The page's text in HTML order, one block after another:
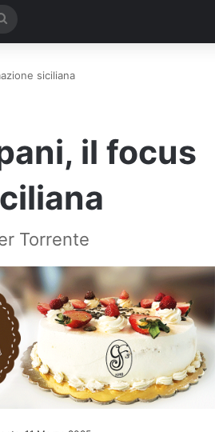
siciliana
il focus
Torrente